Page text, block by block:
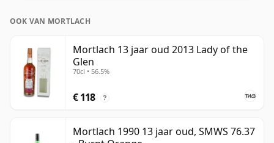
OOK VAN MORTLACH
Mortlach 13 jaar oud 2013 Lady of the
Glen
70cl • 56.5%
€ 118 ?
Mortlach 1990 13 jaar oud, SMWS 76.37